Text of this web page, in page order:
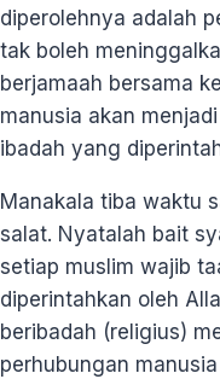
diperolehnya adalah
tak boleh
berjamaah bersama
manusia akan
ibadah yang
Manakala tiba waktu
salat. Nyatalah bait
setiap muslim wajib
diperintahkan oleh
beribadah (religius)
perhubungan